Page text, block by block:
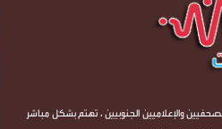
والإعلاميين الجنوبيين ، تهتم بشكل مباشر